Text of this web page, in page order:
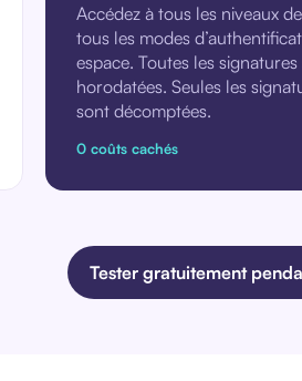
Accédez à tous les niveaux
tous les modes
espace. Toutes les
horodatées. Seules les
sont décomptées.
0 coûts cachés
Tester gratuitement